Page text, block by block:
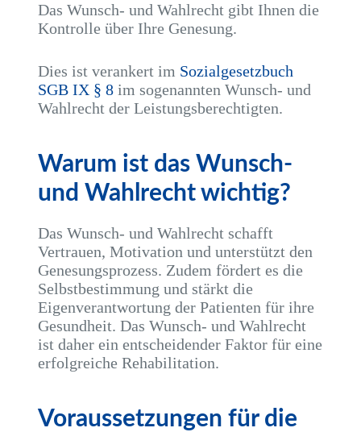
Das Wunsch- und Wahlrecht gibt Ihnen die
Kontrolle über Ihre Genesung.
Dies ist verankert im Sozialgesetzbuch
SGB IX § 8im sogenannten Wunsch- und
Wahlrecht der Leistungsberechtigten.
Warum ist das Wunsch-
und Wahlrecht wichtig?
Das Wunsch- und Wahlrecht schafft
Vertrauen, Motivation und unterstützt den
Genesungsprozess. Zudem fördert es die
Selbstbestimmung und stärkt die
Eigenverantwortung der Patienten für ihre
Gesundheit. Das Wunsch- und Wahlrecht
ist daher ein entscheidender Faktor für eine
erfolgreiche Rehabilitation.
Voraussetzungen für die